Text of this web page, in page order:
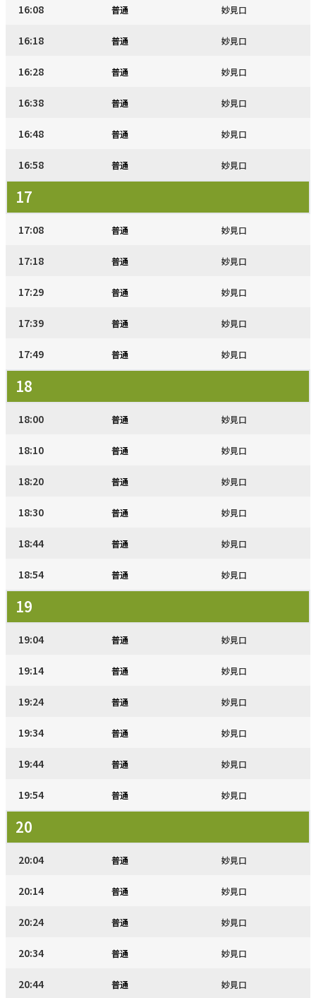
16:08 普通 妙見口
16:18 普通 妙見口
16:28 普通 妙見口
16:38 普通 妙見口
16:48 普通 妙見口
16:58 普通 妙見口
17
17:08 普通 妙見口
17:18 普通 妙見口
17:29 普通 妙見口
17:39 普通 妙見口
17:49 普通 妙見口
18
18:00 普通 妙見口
18:10 普通 妙見口
18:20 普通 妙見口
18:30 普通 妙見口
18:44 普通 妙見口
18:54 普通 妙見口
19
19:04 普通 妙見口
19:14 普通 妙見口
19:24 普通 妙見口
19:34 普通 妙見口
19:44 普通 妙見口
19:54 普通 妙見口
20
20:04 普通 妙見口
20:14 普通 妙見口
20:24 普通 妙見口
20:34 普通 妙見口
20:44 普通 妙見口